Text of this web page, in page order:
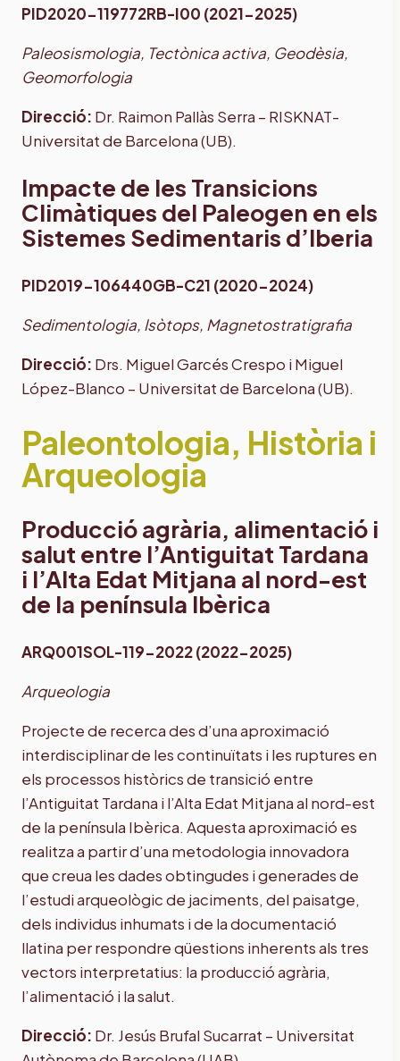
PID2020-119772RB-I00 (2021-2025)
Paleosismologia, Tectònica activa, Geodèsia,
Geomorfologia
Direcció: Dr. Raimon Pallàs Serra – RISKNAT-
Universitat de Barcelona (UB).
Impacte de les Transicions
Climàtiques del Paleogen en els
Sistemes Sedimentaris d’Iberia
PID2019-106440GB-C21 (2020-2024)
Sedimentologia, Isòtops, Magnetostratigrafia
Direcció: Drs. Miguel Garcés Crespo i Miguel
López-Blanco – Universitat de Barcelona (UB).
Paleontologia, Història i
Arqueologia
Producció agrària, alimentació i
salut entre l’Antiguitat Tardana
i l’Alta Edat Mitjana al nord-est
de la península Ibèrica
ARQ001SOL-119-2022 (2022-2025)
Arqueologia
Projecte de recerca des d’una aproximació
interdisciplinar de les continuïtats i les ruptures en
els processos històrics de transició entre
l’Antiguitat Tardana i l’Alta Edat Mitjana al nord-est
de la península Ibèrica. Aquesta aproximació es
realitza a partir d’una metodologia innovadora
que creua les dades obtingudes i generades de
l’estudi arqueològic de jaciments, del paisatge,
dels individus inhumats i de la documentació
llatina per respondre qüestions inherents als tres
vectors interpretatius: la producció agrària,
l’alimentació i la salut.
Direcció: Dr. Jesús Brufal Sucarrat – Universitat